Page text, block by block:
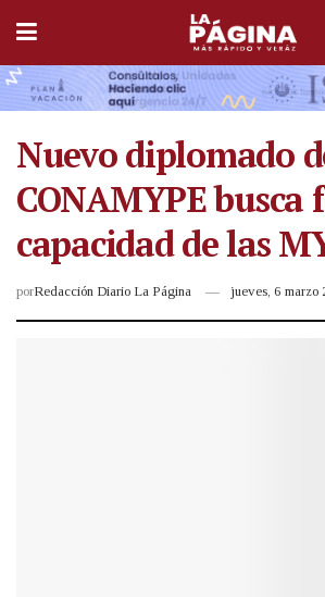
Nuevo diplomado
CONAMYPE busca
capacidad de las
porRedacción Diario La Página jueves, 6